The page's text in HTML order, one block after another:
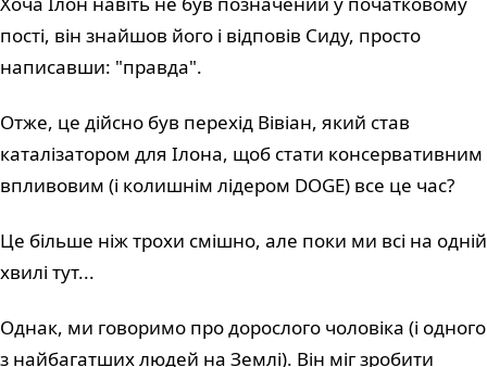
пості, він знайшов його і відповів Сиду, просто
написавши: "правда".
Отже, це дійсно був перехід Вівіан, який став
каталізатором для Ілона, щоб стати консервативним
впливовим (і колишнім лідером DOGE) все це час?
Це більше ніж трохи смішно, але поки ми всі на одній
хвилі тут...
Однак, ми говоримо про дорослого чоловіка (і одного
з найбагатших людей на Землі). Він міг зробити